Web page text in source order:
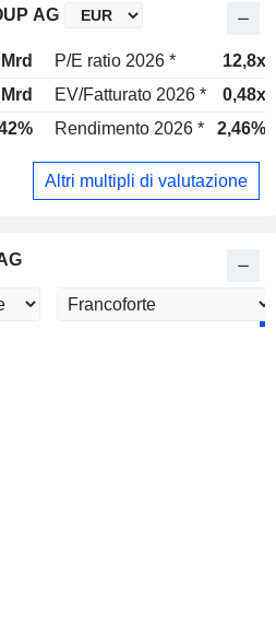
AG
P/E ratio 2026 *
12,8x
EV/Fatturato 2026 *
0,48x
Rendimento 2026 * 2,46%
Altri multipli di valutazione